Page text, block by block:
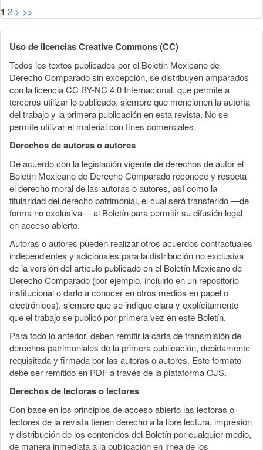
1 2 > >>
Uso de licencias Creative Commons (CC)
Todos los textos publicados por el Boletín Mexicano de
Derecho Comparado sin excepción, se distribuyen amparados
con la licencia CC BY-NC 4.0 Internacional, que permite a
terceros utilizar lo publicado, siempre que mencionen la autoría
del trabajo y la primera publicación en esta revista. No se
permite utilizar el material con fines comerciales.
Derechos de autoras o autores
De acuerdo con la legislación vigente de derechos de autor el
Boletín Mexicano de Derecho Comparado reconoce y respeta
el derecho moral de las autoras o autores, así como la
titularidad del derecho patrimonial, el cual será transferido —de
forma no exclusiva— al Boletín para permitir su difusión legal
en acceso abierto.
Autoras o autores pueden realizar otros acuerdos contractuales
independientes y adicionales para la distribución no exclusiva
de la versión del artículo publicado en el Boletín Mexicano de
Derecho Comparado (por ejemplo, incluirlo en un repositorio
institucional o darlo a conocer en otros medios en papel o
electrónicos), siempre que se indique clara y explícitamente
que el trabajo se publicó por primera vez en este Boletín.
Para todo lo anterior, deben remitir la carta de transmisión de
derechos patrimoniales de la primera publicación, debidamente
requisitada y firmada por las autoras o autores. Este formato
debe ser remitido en PDF a través de la plataforma OJS.
Derechos de lectoras o lectores
Con base en los principios de acceso abierto las lectoras o
lectores de la revista tienen derecho a la libre lectura, impresión
y distribución de los contenidos del Boletín por cualquier medio,
de manera inmediata a la publicación en línea de los